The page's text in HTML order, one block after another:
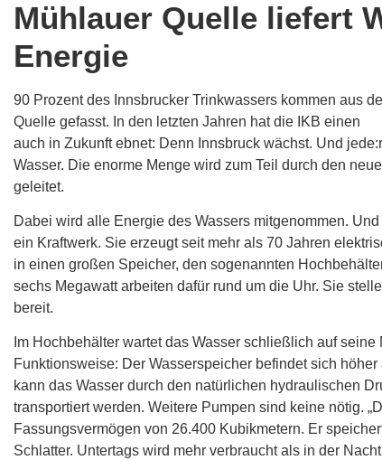
Mühlauer Quelle liefert
Energie
90 Prozent des Innsbrucker Trinkwassers kommen aus
Quelle gefasst. In den letzten Jahren hat die IKB einen
auch in Zukunft ebnet: Denn Innsbruck wächst. Und
Wasser. Die enorme Menge wird zum Teil durch den
geleitet.
Dabei wird alle Energie des Wassers mitgenommen.
ein Kraftwerk. Sie erzeugt seit mehr als 70 Jahren
in einen großen Speicher, den sogenannten
sechs Megawatt arbeiten dafür rund um die Uhr. Sie
bereit.
Im Hochbehälter wartet das Wasser schließlich auf
Funktionsweise: Der Wasserspeicher befindet sich
kann das Wasser durch den natürlichen hydraulischen
transportiert werden. Weitere Pumpen sind keine nötig.
Fassungsvermögen von 26.400 Kubikmetern. Er
Schlatter. Untertags wird mehr verbraucht als in der